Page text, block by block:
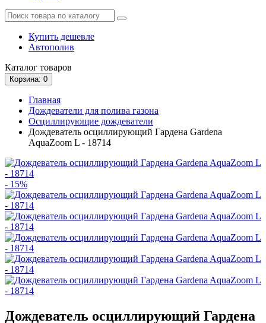
Купить дешевле
Автополив
Каталог товаров
Корзина: 0
Главная
Дождеватели для полива газона
Осциллирующие дождеватели
Дождеватель осциллирующий Гардена Gardena
AquaZoom L - 18714
- 15%
Дождеватель осциллирующий Гардена